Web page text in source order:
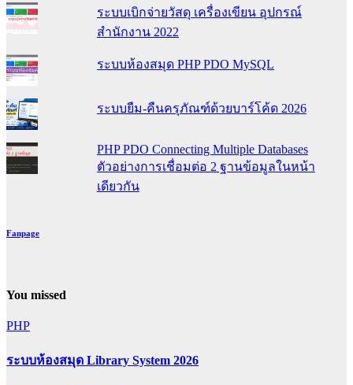
ระบบเบิกจ่ายวัสดุ เครื่องเขียน อุปกรณ์
สำนักงาน 2022
ระบบห้องสมุด PHP PDO MySQL
ระบบยืม-คืนครุภัณฑ์ด้วยบาร์โค้ด 2026
PHP PDO Connecting Multiple Databases
ตัวอย่างการเชื่อมต่อ 2 ฐานข้อมูลในหน้า
เดียวกัน
Fanpage
You missed
PHP
ระบบห้องสมุด Library System 2026